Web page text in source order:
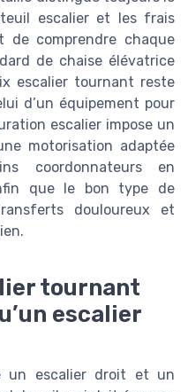
escalier et les frais
de comprendre chaque
de chaise élévatrice
escalier tournant reste
d’un équipement pour
escalier impose un
motorisation adaptée
coordonnateurs en
que le bon type de
douloureux et
tournant
escalier
un escalier droit et un